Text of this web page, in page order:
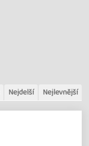
Nejdelší Nejlevnější